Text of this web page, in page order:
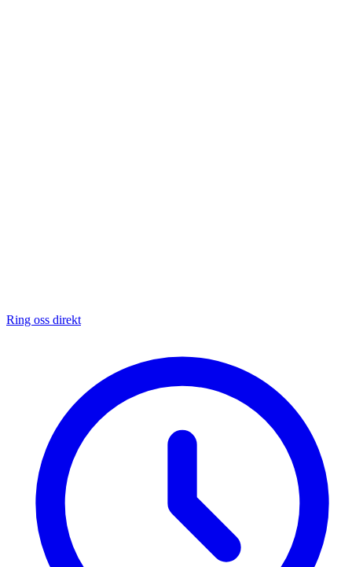
Ring oss direkt